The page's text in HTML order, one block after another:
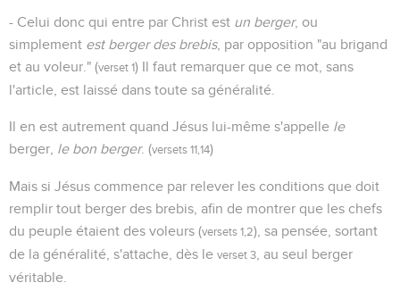
- Celui donc qui entre par Christ est un berger, ou
simplement est berger des brebis, par opposition "au brigand
et au voleur." (verset 1) Il faut remarquer que ce mot, sans
l'article, est laissé dans toute sa généralité.
Il en est autrement quand Jésus lui-même s'appelle le
berger, le bon berger. (versets 11,14)
Mais si Jésus commence par relever les conditions que doit
remplir tout berger des brebis, afin de montrer que les chefs
du peuple étaient des voleurs (versets 1,2), sa pensée, sortant
de la généralité, s'attache, dès le verset 3
, au seul berger
véritable.